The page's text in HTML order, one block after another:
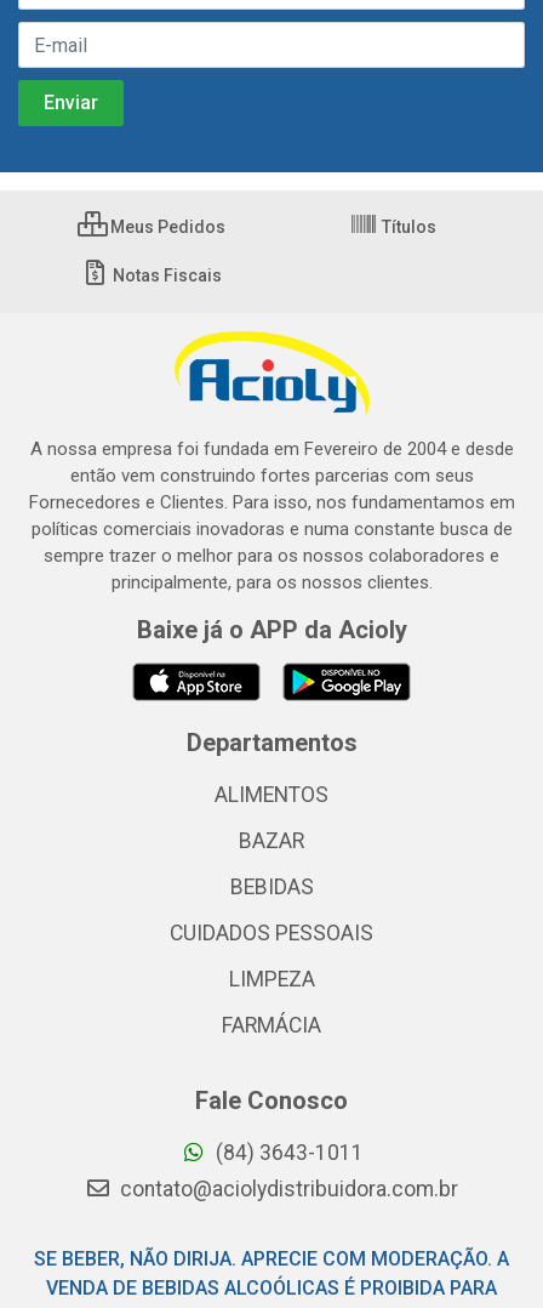
Meus Pedidos Títulos
Notas Fiscais
A nossa empresa foi fundada em Fevereiro de 2004 e desde
então vem construindo fortes parcerias com seus
Fornecedores e Clientes. Para isso, nos fundamentamos em
políticas comerciais inovadoras e numa constante busca de
sempre trazer o melhor para os nossos colaboradores e
principalmente, para os nossos clientes.
Baixe já o APP da Acioly
Departamentos
ALIMENTOS
BAZAR
BEBIDAS
CUIDADOS PESSOAIS
LIMPEZA
FARMÁCIA
Fale Conosco
(84) 3643-1011
contato@aciolydistribuidora.com.br
SE BEBER, NÃO DIRIJA. APRECIE COM MODERAÇÃO. A
VENDA DE BEBIDAS ALCOÓLICAS É PROIBIDA PARA